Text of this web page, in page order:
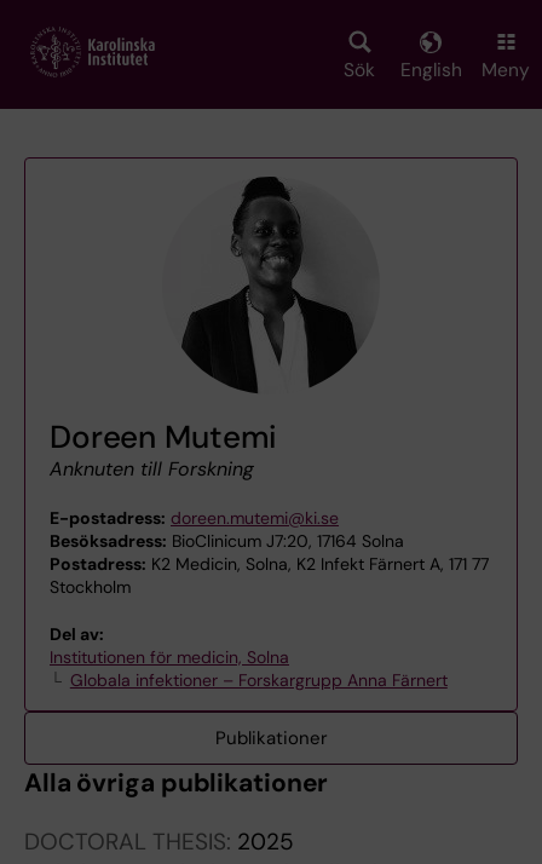
main
Sök English Meny
Doreen Mutemi
Anknuten till Forskning
E-postadress: doreen.mutemi@ki.se
Besöksadress: BioClinicum J7:20, 17164 Solna
Postadress: K2 Medicin, Solna, K2 Infekt Färnert A, 171 77
Stockholm
Del av:
Institutionen för medicin, Solna
Globala infektioner – Forskargrupp Anna Färnert
Publikationer
Alla övriga publikationer
DOCTORAL THESIS: 2025